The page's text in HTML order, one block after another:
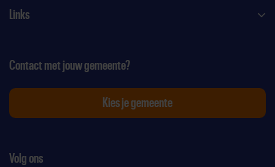
Links
Volg ons
Contact met jouw gemeente?
Kies je gemeente